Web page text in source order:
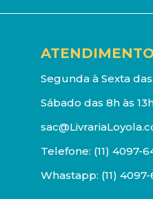
Segunda à Sexta
Sábado das 8h às
Telefone: (11) 4097-
Whastapp: (11)